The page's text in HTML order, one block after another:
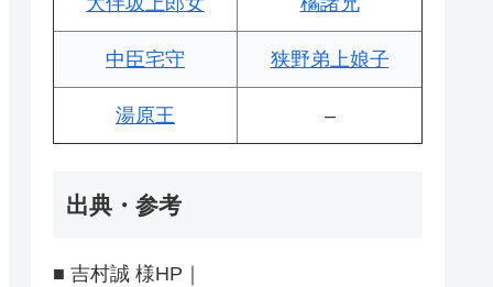
中臣宅守 狭野弟上娘子
湯原王 –
出典・参考
■ 吉村誠 様HP｜